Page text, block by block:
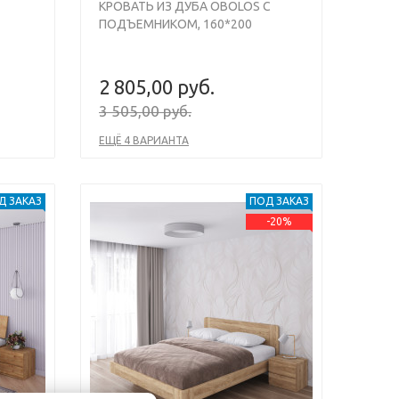
КРОВАТЬ ИЗ ДУБА OBOLOS С
ПОДЪЕМНИКОМ, 160*200
2 805,00 руб.
3 505,00 руб.
ЕЩЁ 4 ВАРИАНТА
ЗАКАЗ
ПОД ЗАКАЗ
-20%